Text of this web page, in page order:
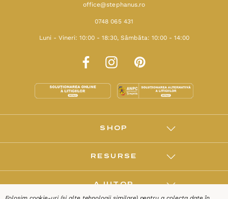
office@stephanus.ro
0748 065 431
Luni - Vineri: 10:00 - 18:30, Sâmbăta: 10:00 - 14:00
SHOP
RESURSE
AJUTOR